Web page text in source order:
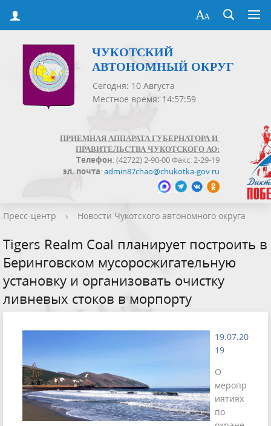
ЧУКОТСКИЙ
АВТОНОМНЫЙ ОКРУГ
Сегодня: 10 Августа
Местное время: 14:57:59
ПРИЕМНАЯ АППАРАТА ГУБЕРНАТОРА И
ПРАВИТЕЛЬСТВА ЧУКОТСКОГО АО:
Телефон: (42722) 2-90-00 Факс: 2-29-19
эл. почта:admin87chao@chukotka-gov.ru
Пресс-центр › Новости Чукотского автономного округа
Tigers Realm Coal планирует построить в
Беринговском мусоросжигательную
установку и организовать очистку
ливневых стоков в морпорту
19.07.20
19
О
меропр
иятиях
по